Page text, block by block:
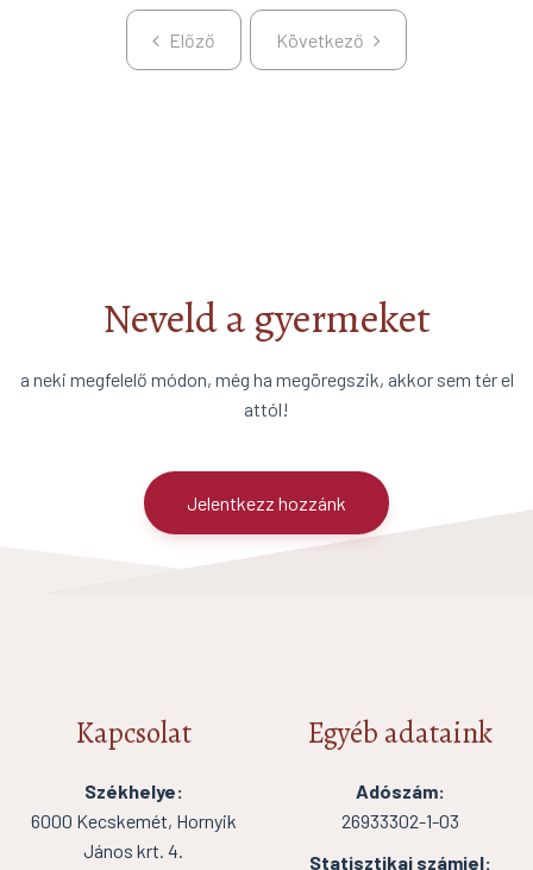
Előző Következő Következő
Neveld a gyermeket
a neki megfelelő módon, még ha megöregszik, akkor sem tér el
attól!
Jelentkezz hozzánk
Kapcsolat
Székhelye:
6000 Kecskemét, Hornyik
János krt. 4.
Egyéb adataink
Adószám:
26933302-1-03
Statisztikai számjel: